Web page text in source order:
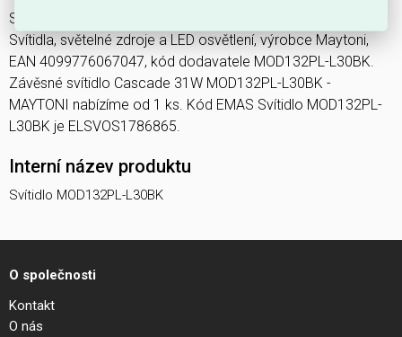
Svítidlo MOD132PL-L30BK najdete v kategoriích Svítidla,
Svítidla, světelné zdroje a LED osvětlení, výrobce Maytoni,
EAN 4099776067047, kód dodavatele MOD132PL-L30BK.
Závěsné svítidlo Cascade 31W MOD132PL-L30BK -
MAYTONI nabízíme od 1 ks. Kód EMAS Svítidlo MOD132PL-
L30BK je ELSVOS1786865.
Interní název produktu
Svítidlo MOD132PL-L30BK
O společnosti
Kontakt
O nás